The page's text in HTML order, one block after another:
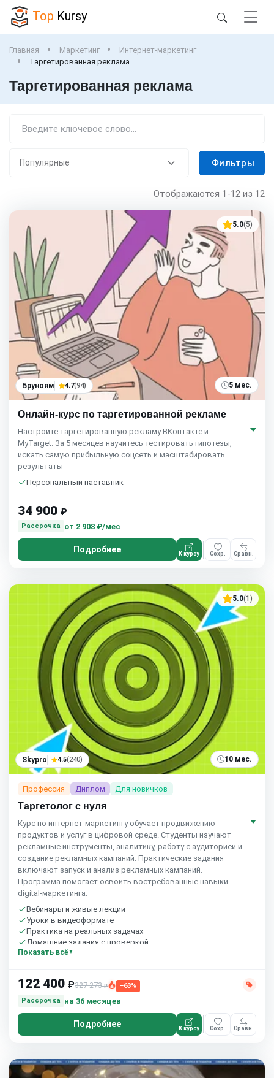
Top Kursy
Главная Маркетинг
Интернет-маркетинг
Таргетированная реклама
Таргетированная реклама
Фильтры
Отображаются 1-12 из 12
5.0(5)
Бруноям 4.7(94) 5 мес.
Онлайн-курс по таргетированной рекламе
Настроите таргетированную рекламу ВКонтакте и
MyTarget. За 5 месяцев научитесь тестировать гипотезы,
искать самую прибыльную соцсеть и масштабировать
результаты
Персональный наставник
34 900 ₽
Рассрочка от 2 908 ₽/мес
Подробнее К курсу Сохр. Сравн.
5.0(1)
Skypro 4.5(240) 10 мес.
Профессия Диплом Для новичков
Таргетолог с нуля
Курс по интернет‑маркетингу обучает продвижению
продуктов и услуг в цифровой среде. Студенты изучают
рекламные инструменты, аналитику, работу с аудиторией и
создание рекламных кампаний. Практические задания
включают запуск и анализ рекламных кампаний.
Программа помогает освоить востребованные навыки
digital‑маркетинга.
Вебинары и живые лекции
Уроки в видеоформате
Практика на реальных задачах
Домашние задания с проверкой
Сообщество студентов
Показать всё
122 400 ₽327 273₽
−63%
Рассрочка
на 36 месяцев
Подробнее К курсу Сохр. Сравн.